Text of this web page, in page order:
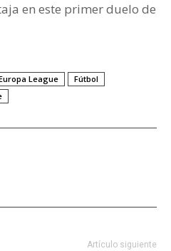
en este primer duelo de
League
Fútbol
Artículo siguiente